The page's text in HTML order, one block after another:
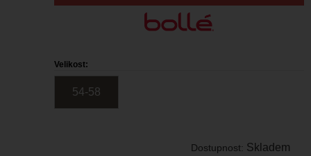
Velikost:
54-58
Dostupnost: Skladem